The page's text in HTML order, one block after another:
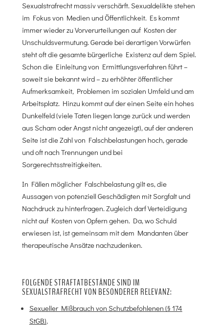
Sexualstrafrecht massiv verschärft. Sexualdelikte stehen
im Fokus von Medien und Öffentlichkeit. Es kommt
immer wieder zu Vorverurteilungen auf Kosten der
Unschuldsvermutung. Gerade bei derartigen Vorwürfen
steht oft die gesamte bürgerliche Existenz auf dem Spiel.
Schon die Einleitung von Ermittlungsverfahren führt –
soweit sie bekannt wird – zu erhöhter öffentlicher
Aufmerksamkeit, Problemen im sozialen Umfeld und am
Arbeitsplatz. Hinzu kommt auf der einen Seite ein hohes
Dunkelfeld (viele Taten liegen lange zurück und werden
aus Scham oder Angst nicht angezeigt), auf der anderen
Seite ist die Zahl von Falschbelastungen hoch, gerade
und oft nach Trennungen und bei
Sorgerechtsstreitigkeiten.
In Fällen möglicher Falschbelastung gilt es, die
Aussagen von potenziell Geschädigten mit Sorgfalt und
Nachdruck zu hinterfragen. Zugleich darf Verteidigung
nicht auf Kosten von Opfern gehen. Da, wo Schuld
erwiesen ist, ist gemeinsam mit dem Mandanten über
therapeutische Ansätze nachzudenken.
FOLGENDE STRAFTATBESTÄNDE SIND IM
SEXUALSTRAFRECHT VON BESONDERER RELEVANZ:
Sexueller Mißbrauch von Schutzbefohlenen (§ 174
StGB),